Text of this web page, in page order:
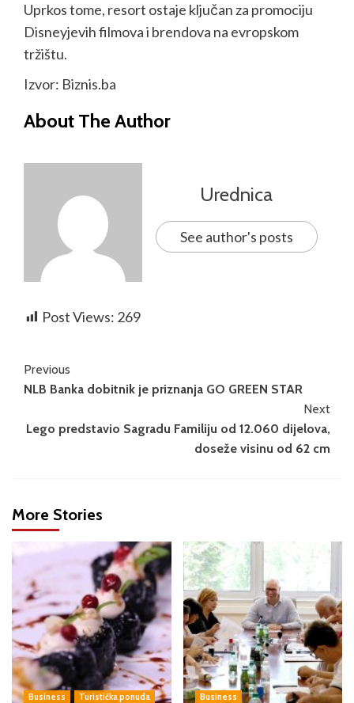
Uprkos tome, resort ostaje ključan za promociju
Disneyjevih filmova i brendova na evropskom
tržištu.
Izvor: Biznis.ba
About The Author
Urednica
See author's posts
Post Views: 269
Previous
NLB Banka dobitnik je priznanja GO GREEN STAR
Next
Lego predstavio Sagradu Familiju od 12.060 dijelova,
doseže visinu od 62 cm
More Stories
Business Turistička ponuda Business